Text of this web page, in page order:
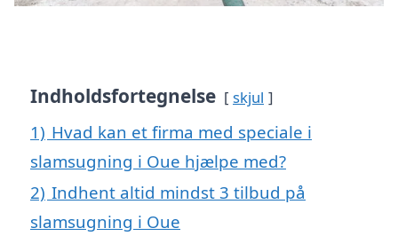
Indholdsfortegnelse skjul
1) Hvad kan et firma med speciale i
slamsugning i Oue hjælpe med?
2) Indhent altid mindst 3 tilbud på
slamsugning i Oue